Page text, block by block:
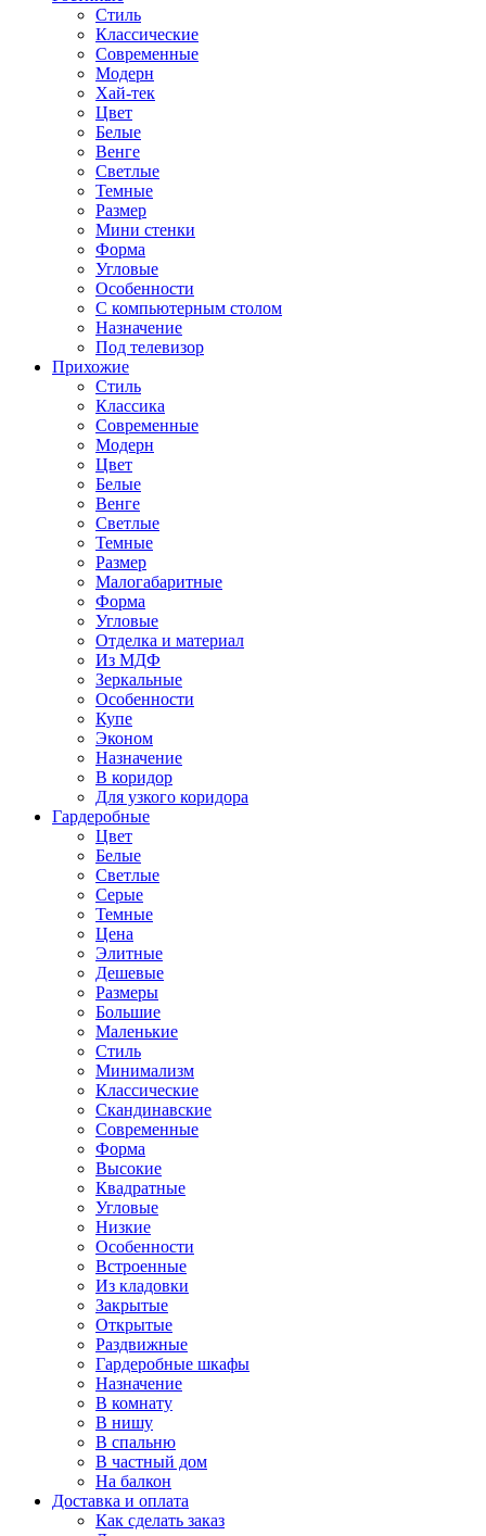
Стиль
Классические
Современные
Модерн
Хай-тек
Цвет
Белые
Венге
Светлые
Темные
Размер
Мини стенки
Форма
Угловые
Особенности
С компьютерным столом
Назначение
Под телевизор
Прихожие
Стиль
Классика
Современные
Модерн
Цвет
Белые
Венге
Светлые
Темные
Размер
Малогабаритные
Форма
Угловые
Отделка и материал
Из МДФ
Зеркальные
Особенности
Купе
Эконом
Назначение
В коридор
Для узкого коридора
Гардеробные
Цвет
Белые
Светлые
Серые
Темные
Цена
Элитные
Дешевые
Размеры
Большие
Маленькие
Стиль
Минимализм
Классические
Скандинавские
Современные
Форма
Высокие
Квадратные
Угловые
Низкие
Особенности
Встроенные
Из кладовки
Закрытые
Открытые
Раздвижные
Гардеробные шкафы
Назначение
В комнату
В нишу
В спальню
В частный дом
На балкон
Доставка и оплата
Как сделать заказ